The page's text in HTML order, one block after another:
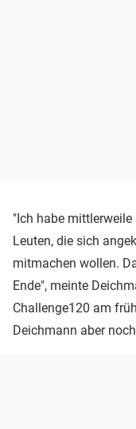
"Ich habe
Leuten, die sich
mitmachen wollen.
Ende", meinte
Challenge120 am
Deichmann aber